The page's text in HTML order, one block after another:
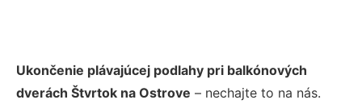
Ukončenie plávajúcej podlahy pri balkónových
dverách Štvrtok na Ostrove – nechajte to na nás.